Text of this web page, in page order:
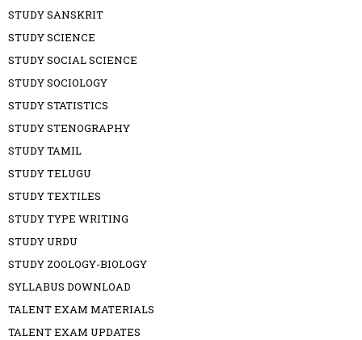
STUDY SANSKRIT
STUDY SCIENCE
STUDY SOCIAL SCIENCE
STUDY SOCIOLOGY
STUDY STATISTICS
STUDY STENOGRAPHY
STUDY TAMIL
STUDY TELUGU
STUDY TEXTILES
STUDY TYPE WRITING
STUDY URDU
STUDY ZOOLOGY-BIOLOGY
SYLLABUS DOWNLOAD
TALENT EXAM MATERIALS
TALENT EXAM UPDATES